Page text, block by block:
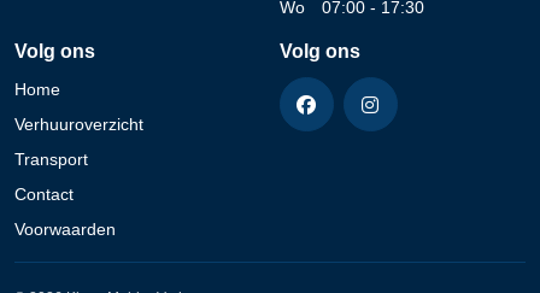
Wo
07:00 - 17:30
Volg ons
Home
Verhuuroverzicht
Transport
Contact
Voorwaarden
Volg ons